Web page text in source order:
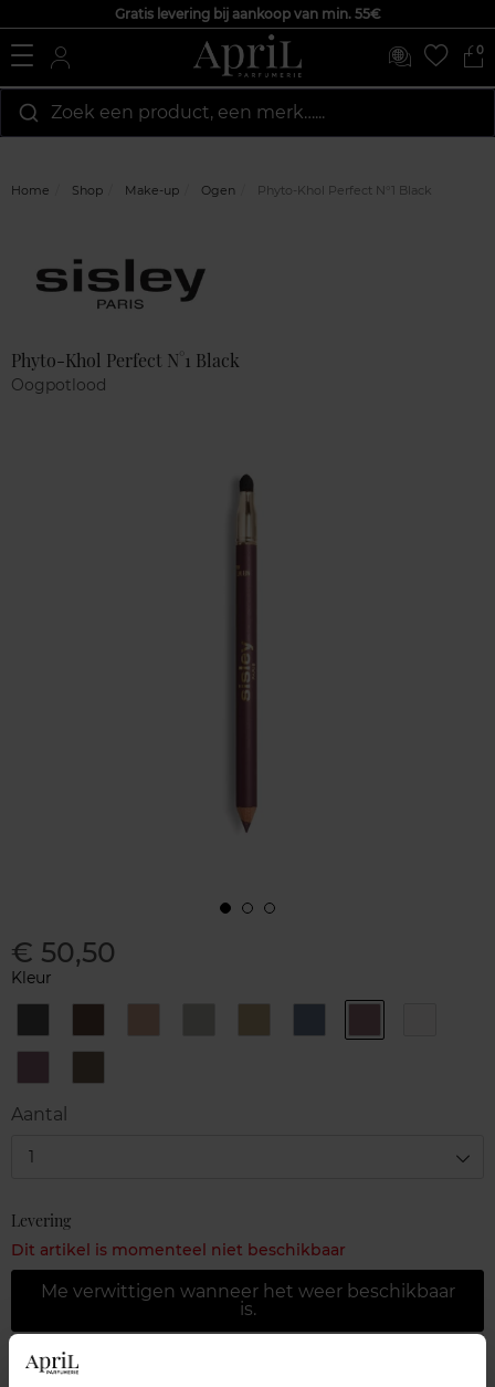
Gratis levering bij aankoop van min. 55€
0
Zoek een product, een merk…...
Home Shop Make-up Ogen Phyto-Khol Perfect N°1 Black
Phyto-Khol Perfect N°1 Black
Oogpotlood
€ 50,50
Kleur
Black Ebony Brown Khaki Navy Plum
Purple Deep
Aantal
1
Levering
Dit artikel is momenteel niet beschikbaar
Me verwittigen wanneer het weer beschikbaar
is.
Gratis levering bij aankoop van min. 55€